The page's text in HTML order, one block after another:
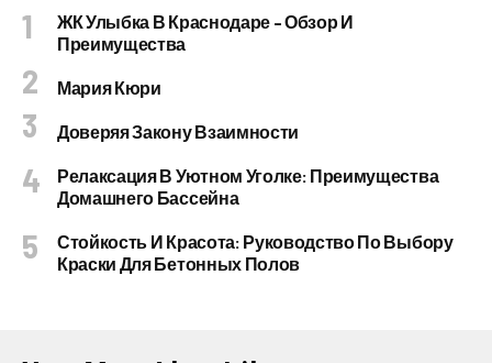
ЖК Улыбка В Краснодаре – Обзор И
Преимущества
Мария Кюри
Доверяя Закону Взаимности
Релаксация В Уютном Уголке: Преимущества
Домашнего Бассейна
Стойкость И Красота: Руководство По Выбору
Краски Для Бетонных Полов